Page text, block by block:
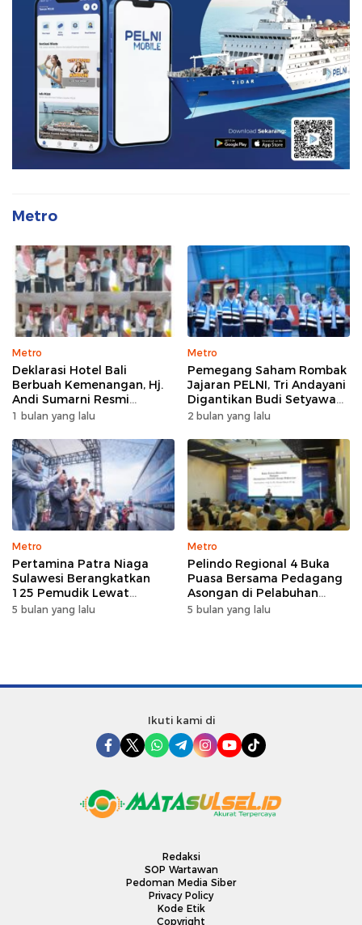
Metro
Metro
Deklarasi Hotel Bali
Berbuah Kemenangan, Hj.
Andi Sumarni Resmi
Nahkodai DPW FK PKBM
1 bulan yang lalu
Metro
Pemegang Saham Rombak
Jajaran PELNI, Tri Andayani
Digantikan Budi Setyawan
Wijaya sebagai Dirut
2 bulan yang lalu
Metro
Pertamina Patra Niaga
Sulawesi Berangkatkan
125 Pemudik Lewat
Program Mudik Gratis
5 bulan yang lalu
Metro
Pelindo Regional 4 Buka
Puasa Bersama Pedagang
Asongan di Pelabuhan
Makassar, Perkuat
5 bulan yang lalu
Ikuti kami di
Redaksi
SOP Wartawan
Pedoman Media Siber
Privacy Policy
Kode Etik
Copyright